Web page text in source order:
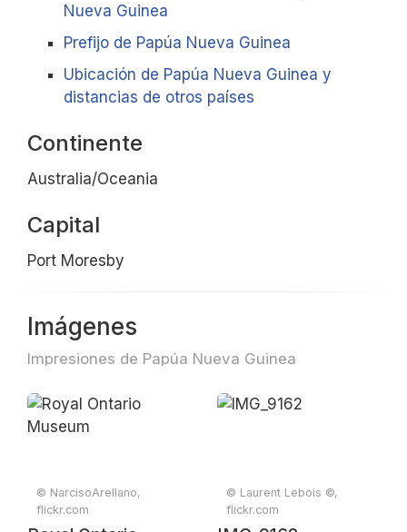
Nueva Guinea
Prefijo de Papúa Nueva Guinea
Ubicación de Papúa Nueva Guinea y
distancias de otros países
Continente
Australia/Oceania
Capital
Port Moresby
Imágenes
Impresiones de Papúa Nueva Guinea
© NarcisoArellano,
flickr.com
© Laurent Lebois ©,
flickr.com